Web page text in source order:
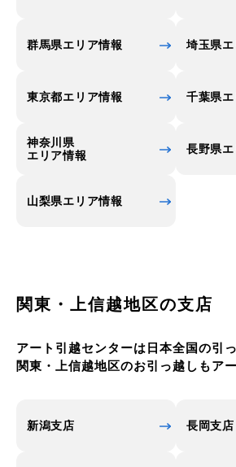
泊施設からエンターテイメント性
化しています。ホテル敷地内にあ
トラクションエリア、レストラン
のファミリーに大変人気があります
群馬県エリア情報 埼玉県
東京都エリア情報 千葉県
神奈川県
エリア情報
長野県
山梨県エリア情報
関東・上信越地区の支店
アート引越センターは日本全国の引
関東・上信越地区のお引っ越しもア
新潟支店 長岡支店